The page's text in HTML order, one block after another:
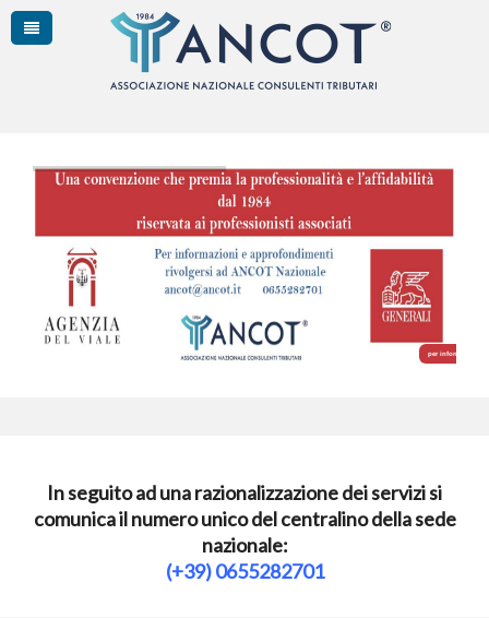
per informazioni
In seguito ad una razionalizzazione dei servizi si
comunica il numero unico del centralino della sede
nazionale:
(+39) 0655282701